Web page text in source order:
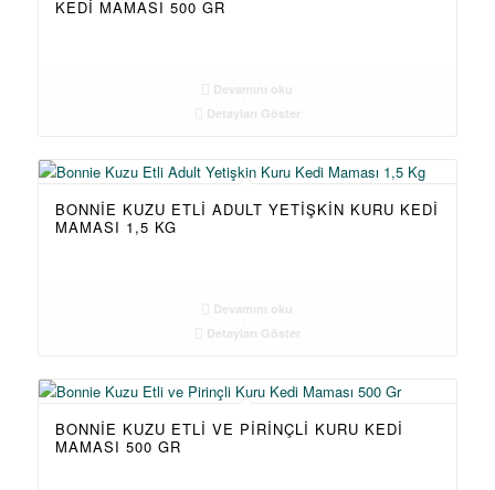
KEDI MAMASI 500 GR
Devamını oku
Detayları Göster
BONNIE KUZU ETLI ADULT YETIŞKIN KURU KEDI
MAMASI 1,5 KG
Devamını oku
Detayları Göster
BONNIE KUZU ETLI VE PIRINÇLI KURU KEDI
MAMASI 500 GR